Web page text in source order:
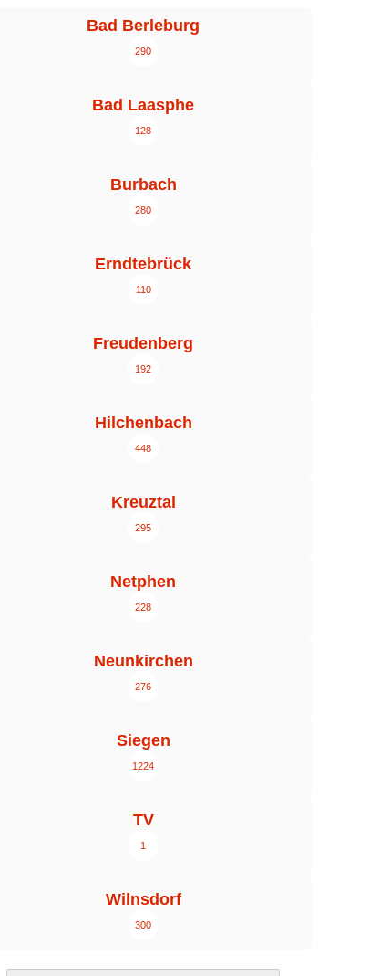
Bad Berleburg
290
Bad Laasphe
128
Burbach
280
Erndtebrück
110
Freudenberg
192
Hilchenbach
448
Kreuztal
295
Netphen
228
Neunkirchen
276
Siegen
1224
TV
1
Wilnsdorf
300